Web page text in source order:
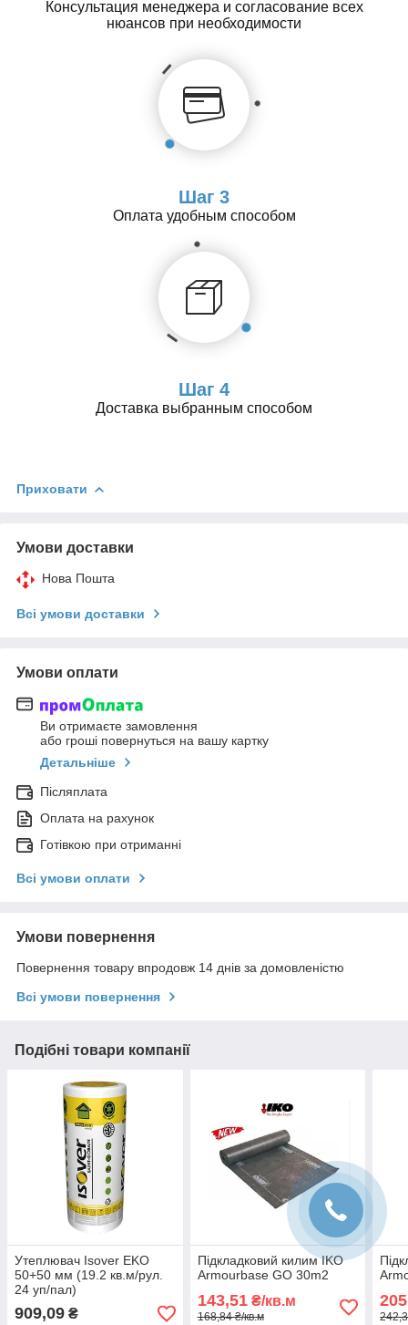
Консультация менеджера и согласование всех
нюансов при необходимости
Шаг 3
Оплата удобным способом
Шаг 4
Доставка выбранным способом
Приховати
Умови доставки
Нова Пошта
Всі умови доставки
Умови оплати
Ви отримаєте замовлення
або гроші повернуться на вашу картку
Детальніше
Післяплата
Оплата на рахунок
Готівкою при отриманні
Всі умови оплати
Умови повернення
Повернення товару впродовж 14 днів за домовленістю
Всі умови повернення
Подібні товари компанії
Утеплювач Isover EKO
50+50 мм (19.2 кв.м/рул.
24 уп/пал)
909,09 ₴
Підкладковий килим IKO
Armourbase GO 30m2
143,51₴/кв.м
168,84 ₴/кв.м